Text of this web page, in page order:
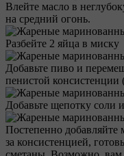
Влейте масло в
на средний огонь.
Разбейте 2 яйца в миску
Добавьте пиво и
пенистой консистенции
Добавьте щепотку соли
Постепенно добавляйте
за консистенцией,